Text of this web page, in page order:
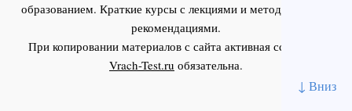
↓ Вниз
образованием. Краткие курсы с лекциями и методическими
рекомендациями.
При копировании материалов с сайта активная ссылка на
Vrach-Test.ru обязательна.